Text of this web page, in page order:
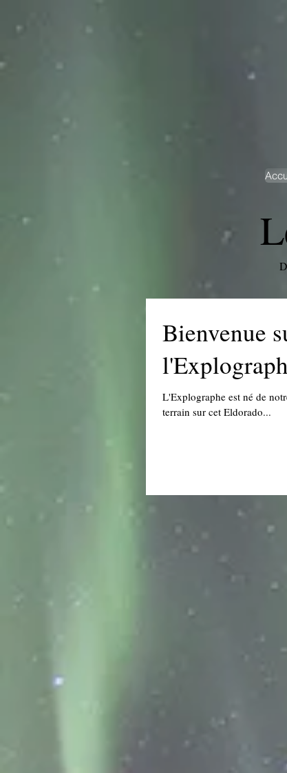
Bienvenue
L'Explographe est né de
terrain sur cet Eldorado...